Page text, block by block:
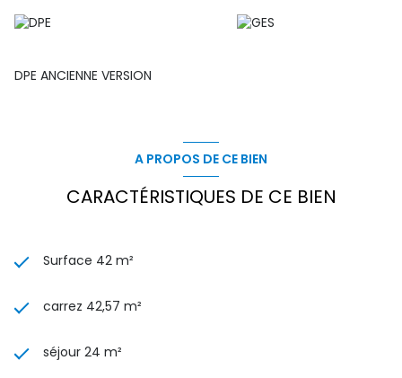
DPE ANCIENNE VERSION
A PROPOS DE CE BIEN
CARACTÉRISTIQUES DE CE BIEN
Surface 42 m²
carrez 42,57 m²
séjour 24 m²